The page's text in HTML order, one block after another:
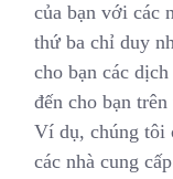
của bạn với các
thứ ba chỉ duy
cho bạn các
đến cho bạn
Ví dụ, chúng tôi
các nhà cung